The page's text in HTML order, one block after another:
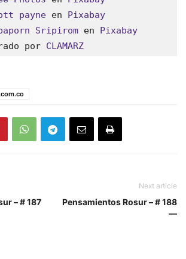
payne en
Pixabay
Sripirom en
Pixabay
por CLAMARZ
– # 187
Next article
Pensamientos Rosur – # 188
—